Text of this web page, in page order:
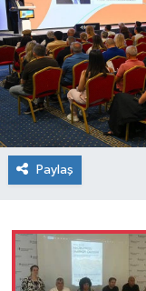
Paylaş